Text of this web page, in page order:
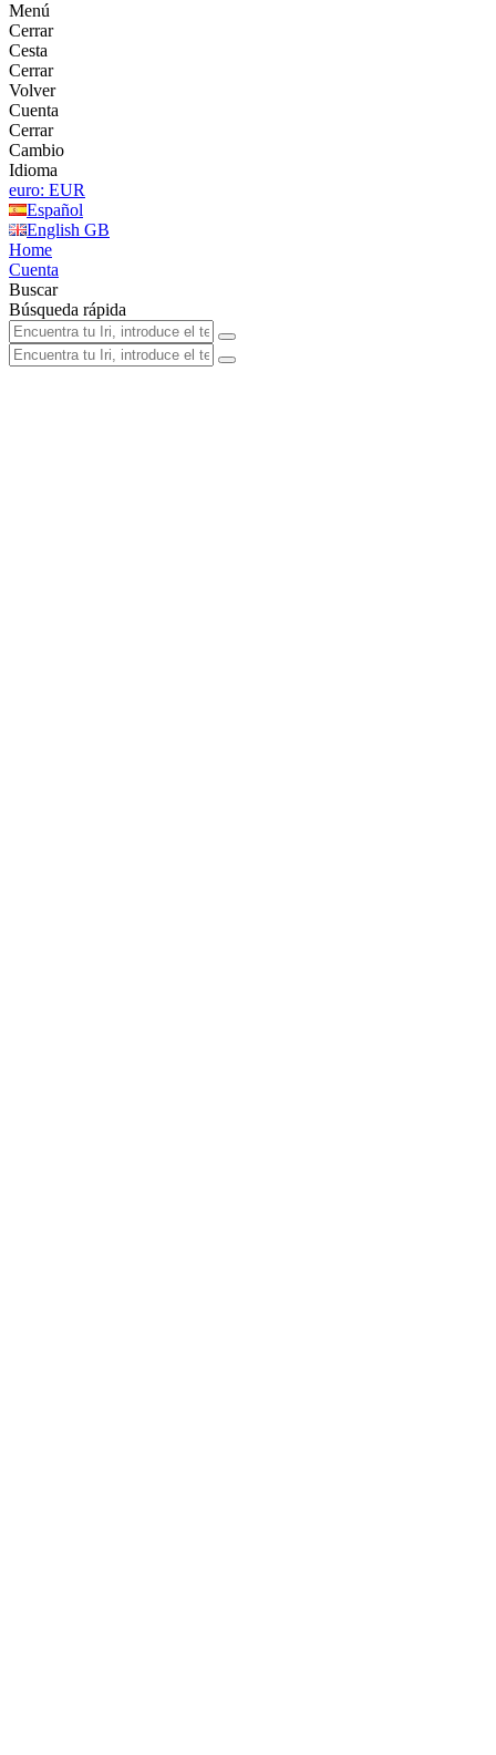
Menú
Cerrar
Cesta
Cerrar
Volver
Cuenta
Cerrar
Cambio
Idioma
euro: EUR
Español
English GB
Home
Cuenta
Buscar
Búsqueda rápida